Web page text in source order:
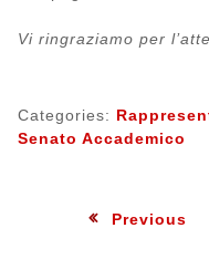
Vi ringraziamo per
Categories:
Senato Accademico
Navigazione
Previous